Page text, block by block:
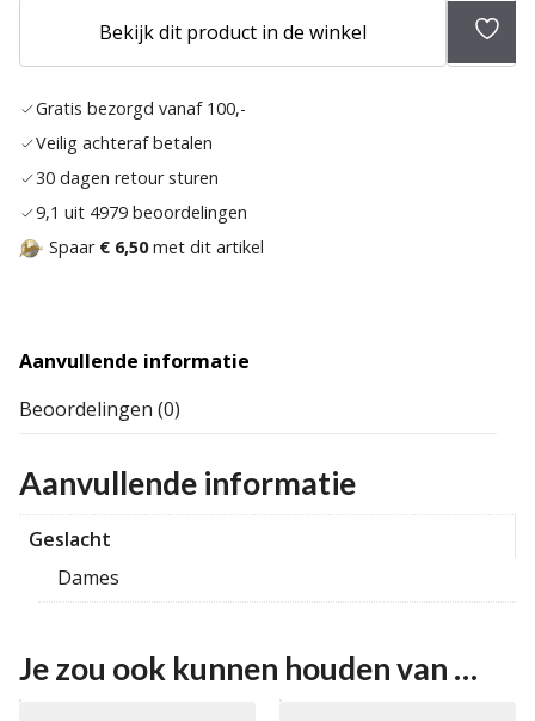
Bekijk dit product in de winkel
Gratis bezorgd vanaf 100,-
Veilig achteraf betalen
30 dagen retour sturen
9,1 uit 4979 beoordelingen
Spaar € 6,50met dit artikel
Aanvullende informatie
Beoordelingen (0)
Aanvullende informatie
Geslacht
Dames
Je zou ook kunnen houden van …